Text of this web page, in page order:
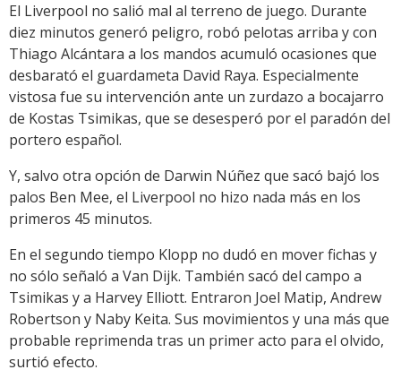
El Liverpool no salió mal al terreno de juego. Durante
diez minutos generó peligro, robó pelotas arriba y con
Thiago Alcántara a los mandos acumuló ocasiones que
desbarató el guardameta David Raya. Especialmente
vistosa fue su intervención ante un zurdazo a bocajarro
de Kostas Tsimikas, que se desesperó por el paradón del
portero español.
Y, salvo otra opción de Darwin Núñez que sacó bajó los
palos Ben Mee, el Liverpool no hizo nada más en los
primeros 45 minutos.
En el segundo tiempo Klopp no dudó en mover fichas y
no sólo señaló a Van Dijk. También sacó del campo a
Tsimikas y a Harvey Elliott. Entraron Joel Matip, Andrew
Robertson y Naby Keita. Sus movimientos y una más que
probable reprimenda tras un primer acto para el olvido,
surtió efecto.